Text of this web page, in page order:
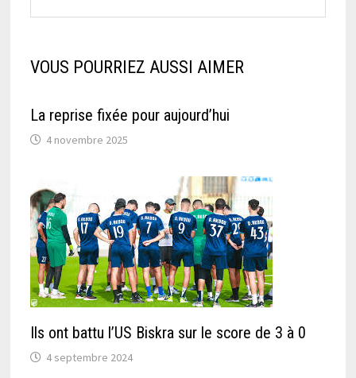
VOUS POURRIEZ AUSSI AIMER
La reprise fixée pour aujourd’hui
4 novembre 2025
Ils ont battu l’US Biskra sur le score de 3 à 0
4 septembre 2024